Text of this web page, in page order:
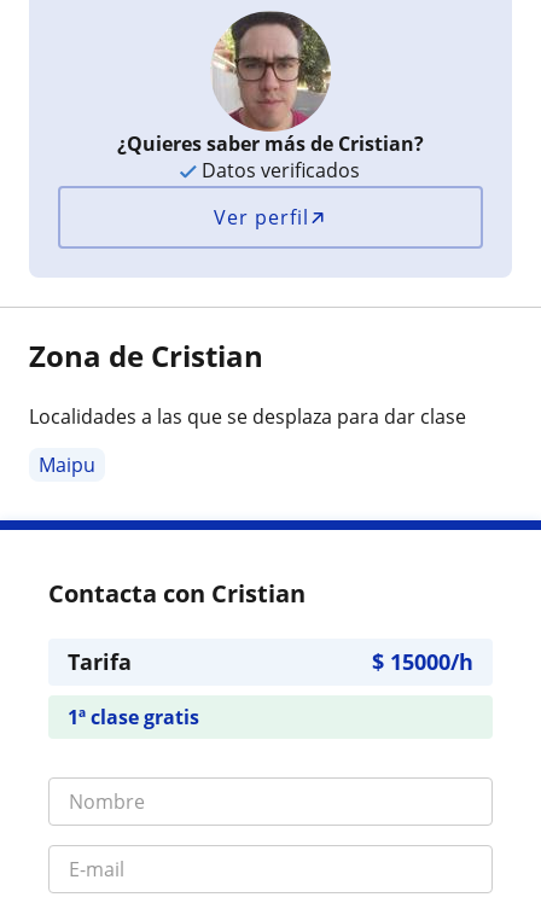
¿Quieres saber más de Cristian?
Datos verificados
Ver perfil
Zona de Cristian
Localidades a las que se desplaza para dar clase
Maipu
Contacta con Cristian
Tarifa $ 15000/h
1ª clase gratis